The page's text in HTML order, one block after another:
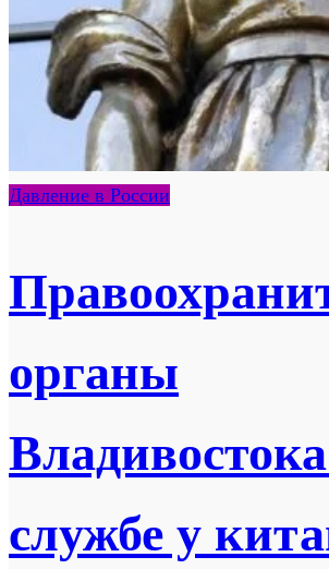
Давление в России
органы
службе у